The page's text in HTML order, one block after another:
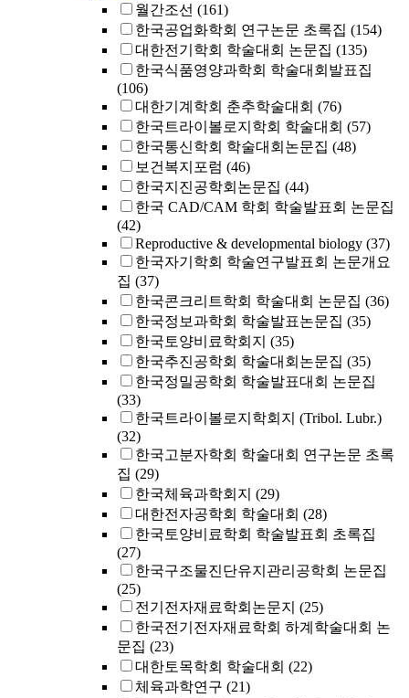
월간조선 (161)
한국공업화학회 연구논문 초록집 (154)
대한전기학회 학술대회 논문집 (135)
한국식품영양과학회 학술대회발표집
(106)
대한기계학회 춘추학술대회 (76)
한국트라이볼로지학회 학술대회 (57)
한국통신학회 학술대회논문집 (48)
보건복지포럼 (46)
한국지진공학회논문집 (44)
한국 CAD/CAM 학회 학술발표회 논문집
(42)
Reproductive & developmental biology (37)
한국자기학회 학술연구발표회 논문개요
집 (37)
한국콘크리트학회 학술대회 논문집 (36)
한국정보과학회 학술발표논문집 (35)
한국토양비료학회지 (35)
한국추진공학회 학술대회논문집 (35)
한국정밀공학회 학술발표대회 논문집
(33)
한국트라이볼로지학회지 (Tribol. Lubr.)
(32)
한국고분자학회 학술대회 연구논문 초록
집 (29)
한국체육과학회지 (29)
대한전자공학회 학술대회 (28)
한국토양비료학회 학술발표회 초록집
(27)
한국구조물진단유지관리공학회 논문집
(25)
전기전자재료학회논문지 (25)
한국전기전자재료학회 하계학술대회 논
문집 (23)
대한토목학회 학술대회 (22)
체육과학연구 (21)